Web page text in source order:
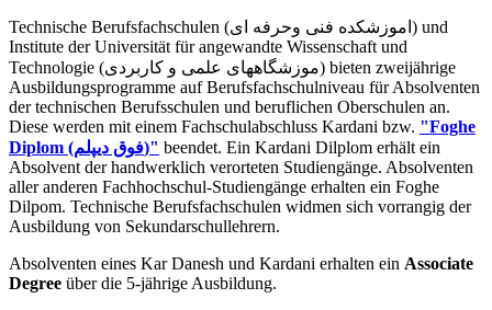
Technische Berufsfachschulen (اموزشکده فنی وحرفه ای) und
Institute der Universität für angewandte Wissenschaft und
Technologie (موزشگاههای علمی و کاربردی) bieten zweijährige
Ausbildungsprogramme auf Berufsfachschulniveau für Absolventen
der technischen Berufsschulen und beruflichen Oberschulen an.
Diese werden mit einem Fachschulabschluss Kardani bzw. "Foghe
Diplom (فوق دیپلم)" beendet. Ein Kardani Dilplom erhält ein
Absolvent der handwerklich verorteten Studiengänge. Absolventen
aller anderen Fachhochschul-Studiengänge erhalten ein Foghe
Dilpom. Technische Berufsfachschulen widmen sich vorrangig der
Ausbildung von Sekundarschullehrern.
Absolventen eines Kar Danesh und Kardani erhalten ein Associate
Degree über die 5-jährige Ausbildung.